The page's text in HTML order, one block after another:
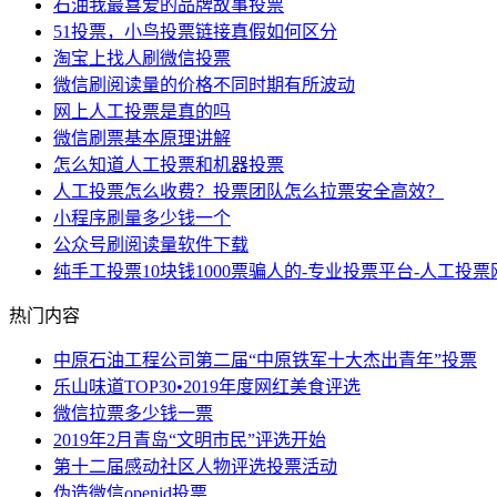
石油我最喜爱的品牌故事投票
51投票，小鸟投票链接真假如何区分
淘宝上找人刷微信投票
微信刷阅读量的价格不同时期有所波动
网上人工投票是真的吗
微信刷票基本原理讲解
怎么知道人工投票和机器投票
人工投票怎么收费？投票团队怎么拉票安全高效？
小程序刷量多少钱一个
公众号刷阅读量软件下载
纯手工投票10块钱1000票骗人的-专业投票平台-人工投票
热门内容
中原石油工程公司第二届“中原铁军十大杰出青年”投票
乐山味道TOP30•2019年度网红美食评选
微信拉票多少钱一票
2019年2月青岛“文明市民”评选开始
第十二届感动社区人物评选投票活动
伪造微信openid投票